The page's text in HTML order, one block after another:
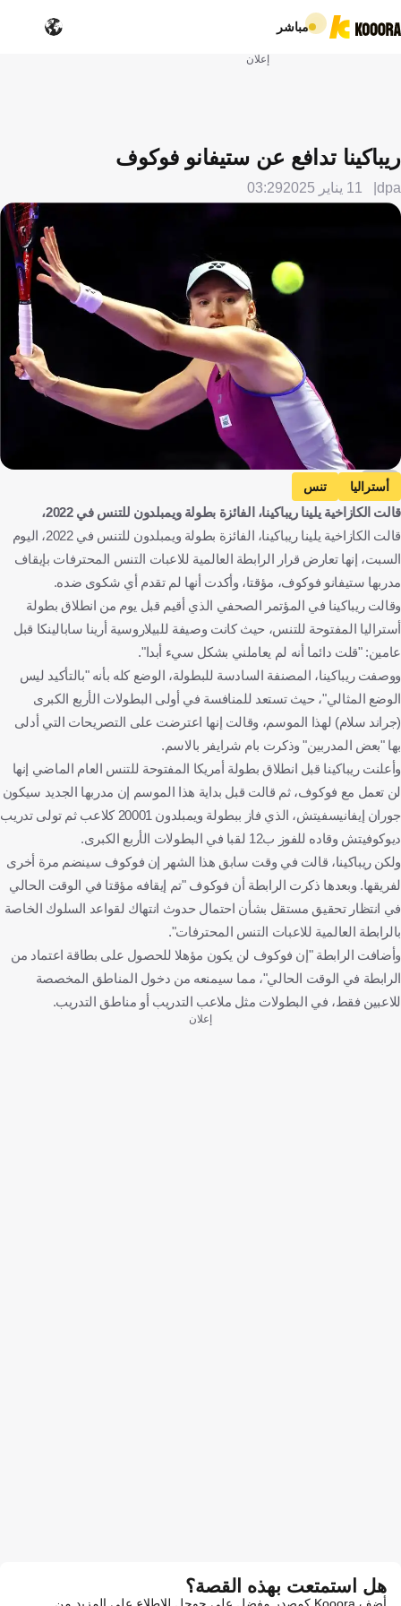
مباشر
إعلان
ريباكينا تدافع عن ستيفانو فوكوف
dpa 11 يناير 2025 03:29
AFP
أستراليا تنس
قالت الكازاخية يلينا ريباكينا، الفائزة بطولة ويمبلدون للتنس في 2022،
قالت الكازاخية يلينا ريباكينا، الفائزة بطولة ويمبلدون للتنس في 2022، اليوم
السبت، إنها تعارض قرار الرابطة العالمية للاعبات التنس المحترفات بإيقاف
مدربها ستيفانو فوكوف، مؤقتا، وأكدت أنها لم تقدم أي شكوى ضده.
وقالت ريباكينا في المؤتمر الصحفي الذي أقيم قبل يوم من انطلاق بطولة
أستراليا المفتوحة للتنس، حيث كانت وصيفة للبيلاروسية أرينا سابالينكا قبل
عامين: "قلت دائما أنه لم يعاملني بشكل سيء أبدا".
ووصفت ريباكينا، المصنفة السادسة للبطولة، الوضع كله بأنه "بالتأكيد ليس
الوضع المثالي"، حيث تستعد للمنافسة في أولى البطولات الأربع الكبرى
(جراند سلام) لهذا الموسم، وقالت إنها اعترضت على التصريحات التي أدلى
بها "بعض المدربين" وذكرت بام شرايفر بالاسم.
وأعلنت ريباكينا قبل انطلاق بطولة أمريكا المفتوحة للتنس العام الماضي إنها
لن تعمل مع فوكوف، ثم قالت قبل بداية هذا الموسم إن مدربها الجديد سيكون
جوران إيفانيسفيتش، الذي فاز ببطولة ويمبلدون 20001 كلاعب ثم تولى تدريب
ديوكوفيتش وقاده للفوز ب12 لقبا في البطولات الأربع الكبرى.
ولكن ريباكينا، قالت في وقت سابق هذا الشهر إن فوكوف سينضم مرة أخرى
لفريقها. وبعدها ذكرت الرابطة أن فوكوف "تم إيقافه مؤقتا في الوقت الحالي
في انتظار تحقيق مستقل بشأن احتمال حدوث انتهاك لقواعد السلوك الخاصة
بالرابطة العالمية للاعبات التنس المحترفات".
وأضافت الرابطة "إن فوكوف لن يكون مؤهلا للحصول على بطاقة اعتماد من
الرابطة في الوقت الحالي"، مما سيمنعه من دخول المناطق المخصصة
للاعبين فقط، في البطولات مثل ملاعب التدريب أو مناطق التدريب.
إعلان
هل استمتعت بهذه القصة؟